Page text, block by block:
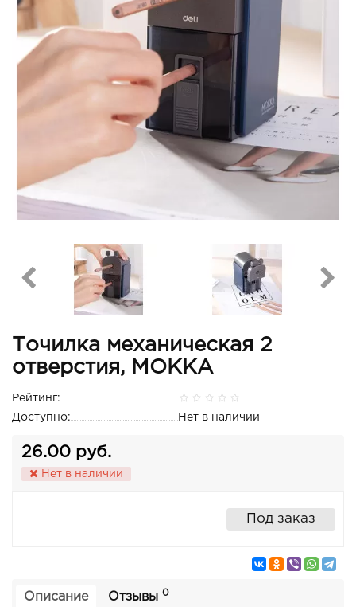
Точилка механическая 2
отверстия, MOKKA
Рейтинг:
Доступно:
Нет в наличии
26.00 руб.
Нет в наличии
Под заказ
Описание Отзывы 0